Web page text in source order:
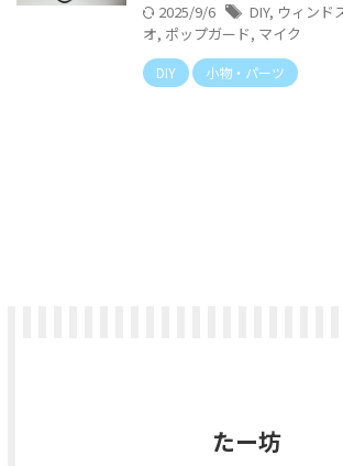
2025/9/6 DIY, ウィンド
オ, ポップガード, マイク
DIY 小物・パーツ
たー坊